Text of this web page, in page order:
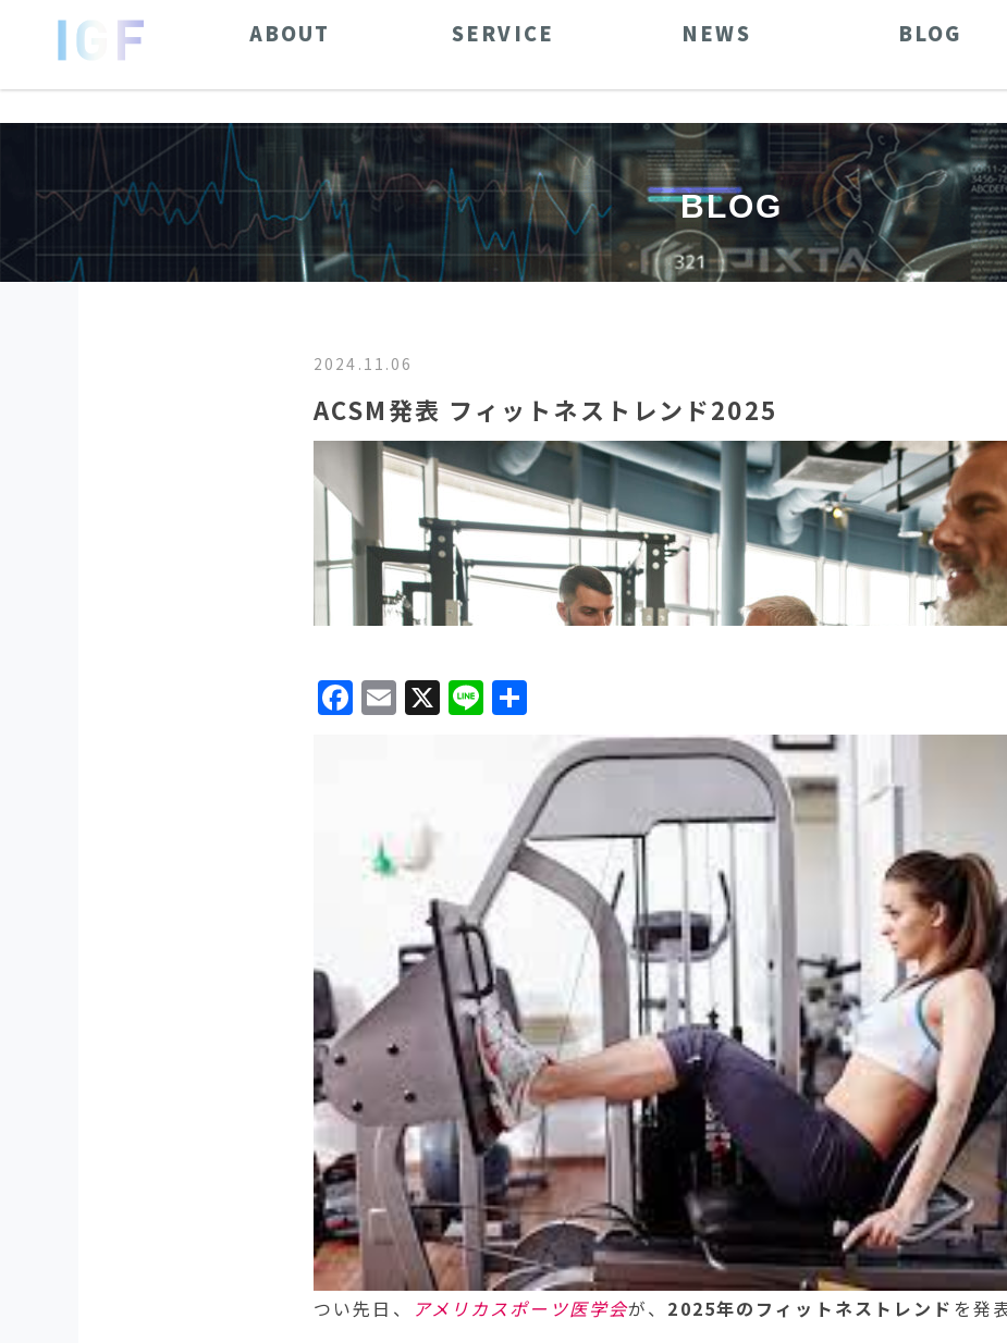
ABOUT SERVICE NEWS BLOG
BLOG
2024.11.06
ACSM発表 フィットネストレンド2025
Facebook
Email
X Line
つい先日、 アメリカスポーツ医学会が、 2025年のフィットネストレンド を発